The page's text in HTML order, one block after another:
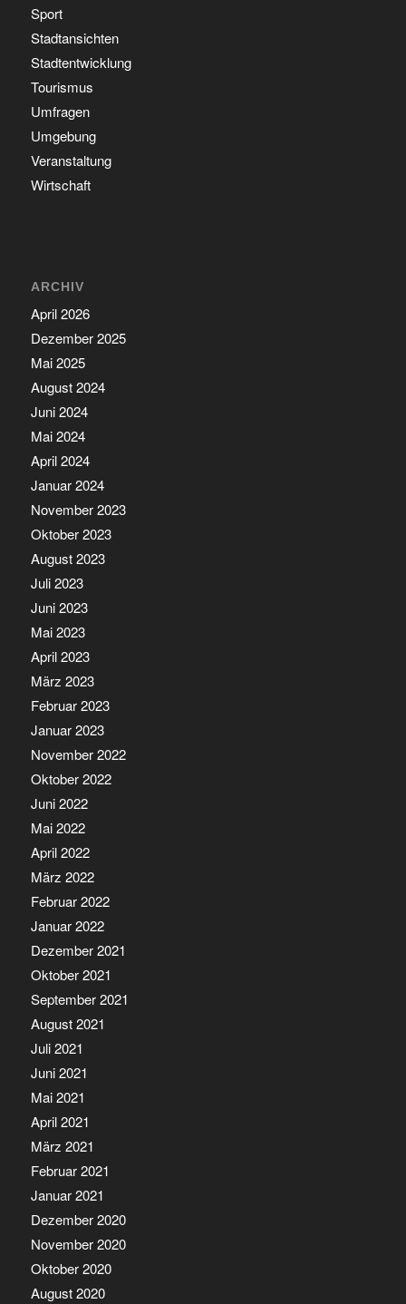
Sport
Stadtansichten
Stadtentwicklung
Tourismus
Umfragen
Umgebung
Veranstaltung
Wirtschaft
ARCHIV
April 2026
Dezember 2025
Mai 2025
August 2024
Juni 2024
Mai 2024
April 2024
Januar 2024
November 2023
Oktober 2023
August 2023
Juli 2023
Juni 2023
Mai 2023
April 2023
März 2023
Februar 2023
Januar 2023
November 2022
Oktober 2022
Juni 2022
Mai 2022
April 2022
März 2022
Februar 2022
Januar 2022
Dezember 2021
Oktober 2021
September 2021
August 2021
Juli 2021
Juni 2021
Mai 2021
April 2021
März 2021
Februar 2021
Januar 2021
Dezember 2020
November 2020
Oktober 2020
August 2020